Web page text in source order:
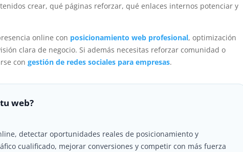
crear, qué páginas reforzar, qué enlaces internos potenciar y
online con posicionamiento web profesional, optimización
clara de negocio. Si además necesitas reforzar comunidad o
congestión de redes sociales para empresas.
web?
detectar oportunidades reales de posicionamiento y
cualificado, mejorar conversiones y competir con más fuerza